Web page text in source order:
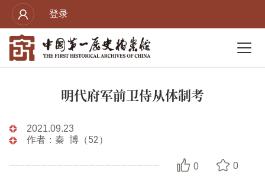
登录
明代府军前卫侍从体制考
2021.09.23
作者：秦 博（52）
0 0